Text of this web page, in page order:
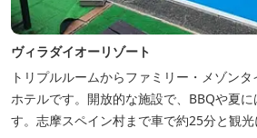
ヴィラダイオーリゾート
トリプルルームからファミリー・メゾン
ホテルです。開放的な施設で、BBQや夏
す。志摩スペイン村まで車で約25分と観